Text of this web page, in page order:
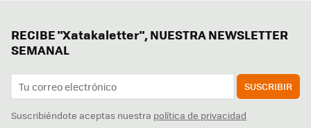
RECIBE "Xatakaletter", NUESTRA NEWSLETTER
SEMANAL
SUSCRIBIR
Suscribiéndote aceptas nuestra política de privacidad